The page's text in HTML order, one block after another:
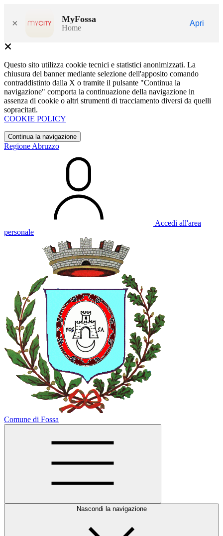
× MyFossa
Home
Apri
Questo sito utilizza cookie tecnici e statistici anonimizzati. La
chiusura del banner mediante selezione dell'apposito comando
contraddistinto dalla X o tramite il pulsante "Continua la
navigazione" comporta la continuazione della navigazione in
assenza di cookie o altri strumenti di tracciamento diversi da quelli
sopracitati.
COOKIE POLICY
Continua la navigazione
Regione Abruzzo
Accedi all'area
personale
Comune di Fossa
Nascondi la navigazione